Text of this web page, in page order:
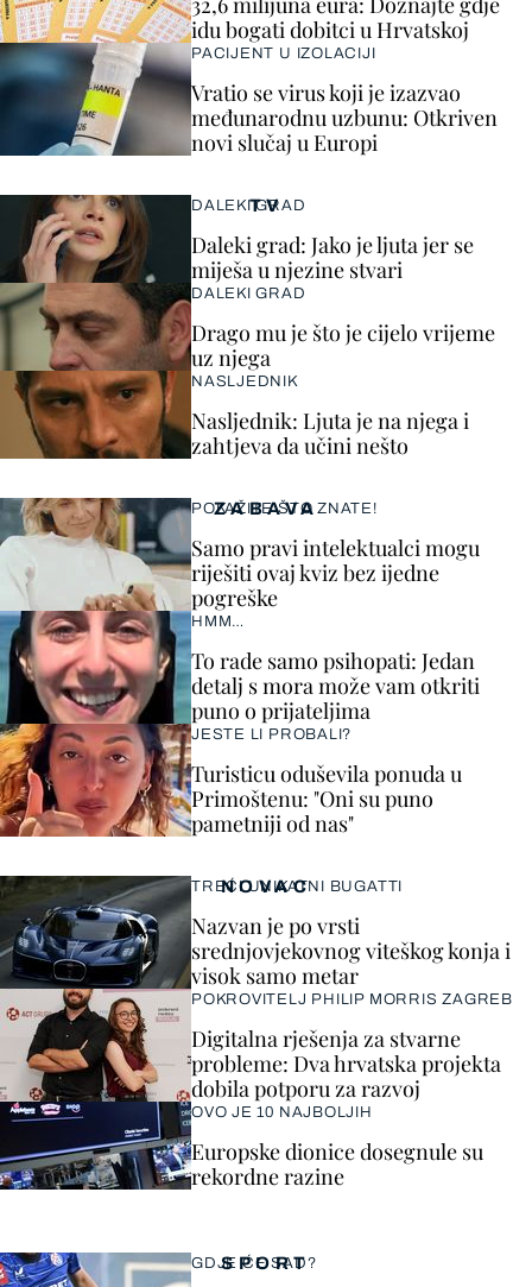
idu bogati dobitci u Hrvatskoj
PACIJENT U IZOLACIJI
Vratio se virus koji je izazvao
međunarodnu uzbunu: Otkriven
novi slučaj u Europi
ZABAVA
POKAŽITE ŠTO ZNATE!
Samo pravi intelektualci mogu
riješiti ovaj kviz bez ijedne
pogreške
HMM…
To rade samo psihopati: Jedan
detalj s mora može vam otkriti
puno o prijateljima
JESTE LI PROBALI?
Turisticu oduševila ponuda u
Primoštenu: "Oni su puno
pametniji od nas"
SPORT
GDJE ĆE SAD?
TV
DALEKI GRAD
Daleki grad: Jako je ljuta jer se
miješa u njezine stvari
DALEKI GRAD
Drago mu je što je cijelo vrijeme
uz njega
NASLJEDNIK
Nasljednik: Ljuta je na njega i
zahtjeva da učini nešto
NOVAC
TREĆI UNIKATNI BUGATTI
Nazvan je po vrsti
srednjovjekovnog viteškog konja i
visok samo metar
POKROVITELJ PHILIP MORRIS ZAGREB
Digitalna rješenja za stvarne
probleme: Dva hrvatska projekta
dobila potporu za razvoj
OVO JE 10 NAJBOLJIH
Europske dionice dosegnule su
rekordne razine